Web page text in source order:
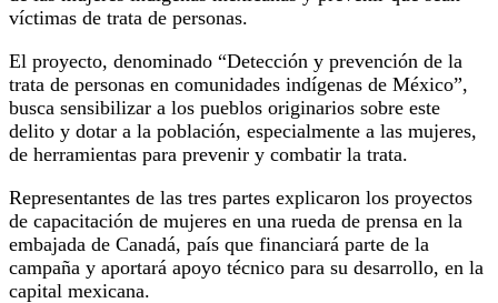
víctimas de trata de personas.
El proyecto, denominado “Detección y prevención de la
trata de personas en comunidades indígenas de México”,
busca sensibilizar a los pueblos originarios sobre este
delito y dotar a la población, especialmente a las mujeres,
de herramientas para prevenir y combatir la trata.
Representantes de las tres partes explicaron los proyectos
de capacitación de mujeres en una rueda de prensa en la
embajada de Canadá, país que financiará parte de la
campaña y aportará apoyo técnico para su desarrollo, en la
capital mexicana.